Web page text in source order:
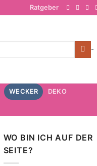
Ratgeber
-
WECKER DEKO
WO BIN ICH AUF DER
SEITE?